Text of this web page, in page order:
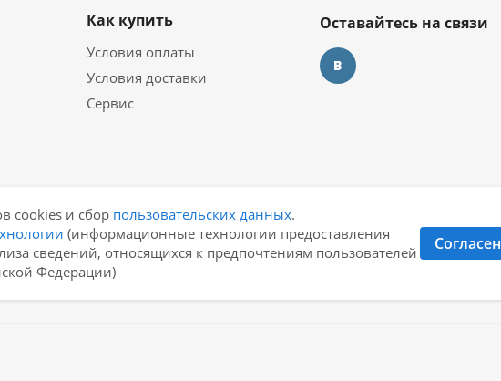
Как купить
Условия оплаты
Условия доставки
Сервис
Оставайтесь на связи
cookies и сбор пользовательских данных.
(информационные технологии предоставления
сведений, относящихся к предпочтениям пользователей
Федерации)
Согласен